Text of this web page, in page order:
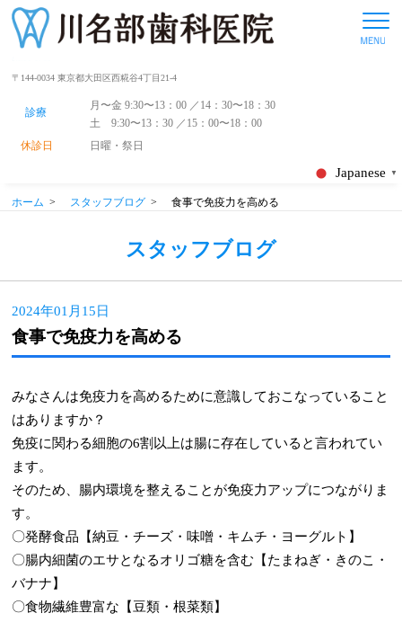
〒144-0034 東京都大田区西糀谷4丁目21-4
診療
月〜金 9:30〜13：00 ／14：30〜18：30
土 9:30〜13：30 ／15：00〜18：00
休診日
日曜・祭日
Japanese ▼
ホーム > スタッフブログ > 食事で免疫力を高める
スタッフブログ
2024年01月15日
食事で免疫力を高める
みなさんは免疫力を高めるために意識しておこなっていること
はありますか？
免疫に関わる細胞の6割以上は腸に存在していると言われてい
ます。
そのため、腸内環境を整えることが免疫力アップにつながりま
す。
〇発酵食品【納豆・チーズ・味噌・キムチ・ヨーグルト】
〇腸内細菌のエサとなるオリゴ糖を含む【たまねぎ・きのこ・
バナナ】
〇食物繊維豊富な【豆類・根菜類】